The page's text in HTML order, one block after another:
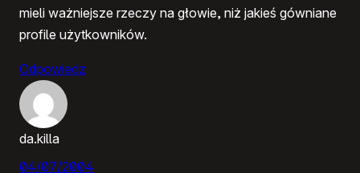
mieli ważniejsze rzeczy na głowie, niż jakieś gówniane
profile użytkowników.
Odpowiedz
da.killa
04/07/2004